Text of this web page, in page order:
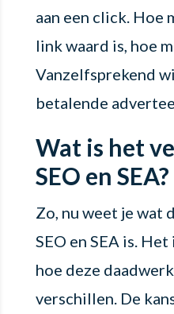
aan een click. Hoe
link waard is, hoe
Vanzelfsprekend
betalende
Wat is het
SEO en SEA?
Zo, nu weet je wat
SEO en SEA is.
hoe deze
verschillen. De